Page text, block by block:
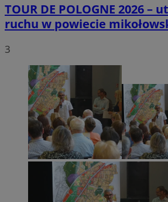
TOUR DE POLOGNE 2026 –
ruchu w powiecie
3